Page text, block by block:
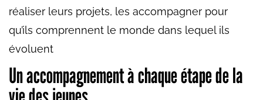
réaliser leurs projets, les accompagner pour
qu’ils comprennent le monde dans lequel ils
évoluent
Un accompagnement à chaque étape de la